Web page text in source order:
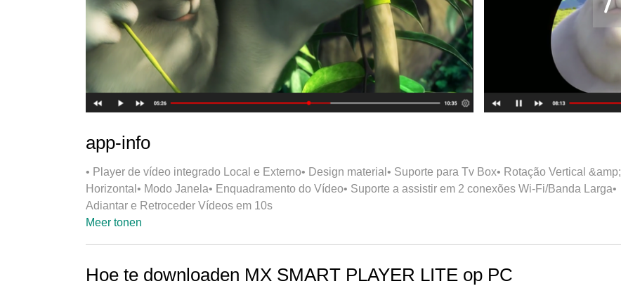
app-info
• Player de vídeo integrado Local e Externo• Design material• Suporte para Tv Box• Rotação Vertical &amp;
Horizontal• Modo Janela• Enquadramento do Vídeo• Suporte a assistir em 2 conexões Wi-Fi/Banda Larga•
Adiantar e Retroceder Vídeos em 10s
Meer tonen
Hoe te downloaden MX SMART PLAYER LITE op PC